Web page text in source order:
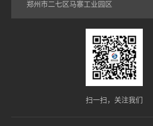
郑州市二七区马寨工业园区
扫一扫，关注我们